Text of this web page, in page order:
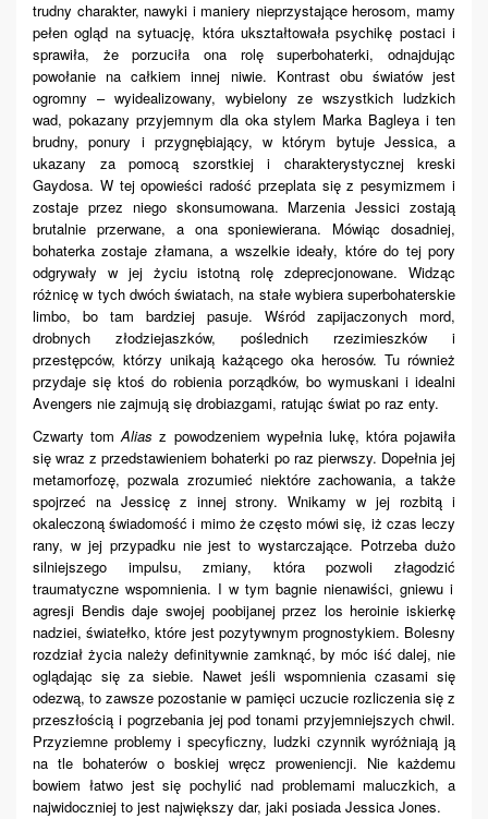
trudny charakter, nawyki i maniery nieprzystające herosom, mamy
pełen ogląd na sytuację, która ukształtowała psychikę postaci i
sprawiła, że porzuciła ona rolę superbohaterki, odnajdując
powołanie na całkiem innej niwie. Kontrast obu światów jest
ogromny – wyidealizowany, wybielony ze wszystkich ludzkich
wad, pokazany przyjemnym dla oka stylem Marka Bagleya i ten
brudny, ponury i przygnębiający, w którym bytuje Jessica, a
ukazany za pomocą szorstkiej i charakterystycznej kreski
Gaydosa. W tej opowieści radość przeplata się zpesymizmem i
zostaje przez niego skonsumowana. Marzenia Jessici zostają
brutalnie przerwane, a ona sponiewierana. Mówiąc dosadniej,
bohaterka zostaje złamana, a wszelkieideały, które do tej pory
odgrywały w jej życiu istotną rolę zdeprecjonowane. Widząc
różnicę w tych dwóch światach, na stałe wybiera superbohaterskie
limbo, bo tam bardziej pasuje. Wśród zapijaczonych mord,
drobnych złodziejaszków, poślednich rzezimieszków i
przestępców, którzy unikają każącego oka herosów. Tu również
przydaje się ktoś do robienia porządków, bo wymuskani i idealni
Avengers nie zajmują się drobiazgami, ratując świat po raz enty.
Czwarty tomAlias z powodzeniem wypełnia lukę, która pojawiła
się wraz z przedstawieniem bohaterki po raz pierwszy. Dopełnia jej
metamorfozę, pozwala zrozumieć niektóre zachowania, a także
spojrzeć na Jessicę z innej strony. Wnikamy w jej rozbitą i
okaleczoną świadomość i mimo że często mówi się, iż czas leczy
rany, w jej przypadku nie jest to wystarczające. Potrzeba dużo
silniejszego impulsu, zmiany, która pozwoli złagodzić
traumatyczne wspomnienia. I w tym bagnie nienawiści, gniewu i
agresji Bendis daje swojej poobijanej przez los heroinie iskierkę
nadziei, światełko, które jest pozytywnym prognostykiem. Bolesny
rozdział życia należy definitywnie zamknąć, by móc iść dalej, nie
oglądając się za siebie. Nawet jeśli wspomnienia czasami się
odezwą, to zawsze pozostanie w pamięci uczucie rozliczenia się z
przeszłością i pogrzebania jej pod tonami przyjemniejszych chwil.
Przyziemne problemy i specyficzny, ludzki czynnik wyróżniają ją
na tle bohaterów o boskiej wręcz proweniencji. Nie każdemu
bowiem łatwo jest się pochylić nad problemami maluczkich, a
najwidoczniej to jest największy dar, jaki posiada Jessica Jones.